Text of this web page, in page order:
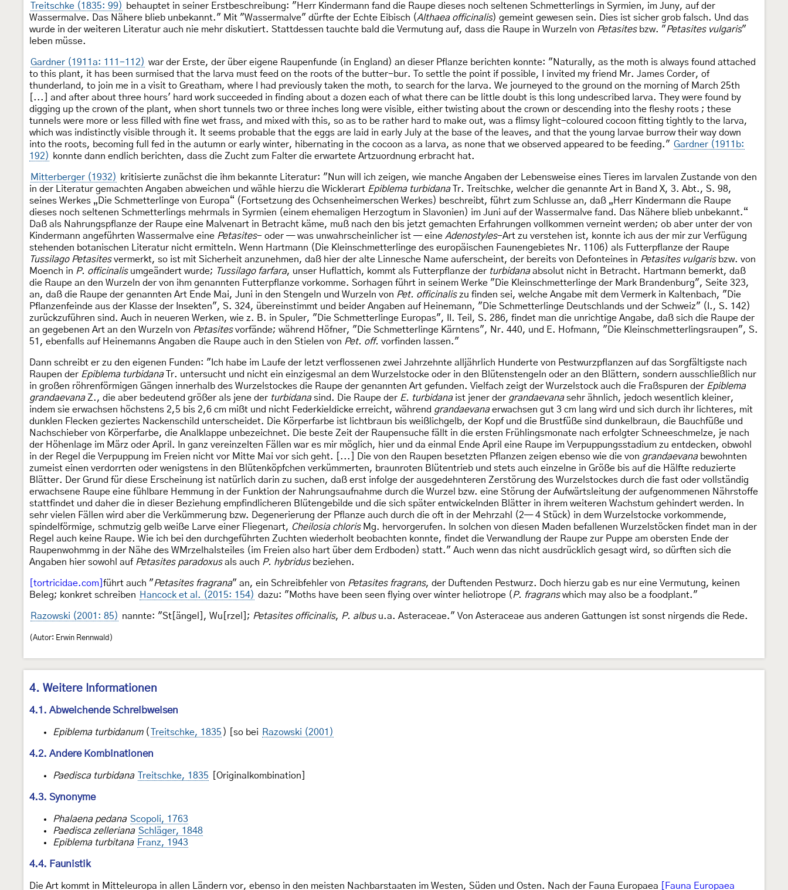
Treitschke (1835: 99) behauptet in seiner Erstbeschreibung: "Herr Kindermann fand die Raupe dieses noch seltenen Schmetterlings in Syrmien, im Juny, auf der
Wassermalve. Das Nähere blieb unbekannt." Mit "Wassermalve" dürfte der Echte Eibisch (Althaea officinalis) gemeint gewesen sein. Dies ist sicher grob falsch. Und das
wurde in der weiteren Literatur auch nie mehr diskutiert. Stattdessen tauchte bald die Vermutung auf, dass die Raupe in Wurzeln von Petasitesbzw. "Petasites vulgaris"
leben müsse.
Gardner (1911a: 111-112) war der Erste, der über eigene Raupenfunde (in England) an dieser Pflanze berichten konnte: "Naturally, as the moth is always found attached
to this plant, it has been surmised that the larva must feed on the roots of the butter-bur. To settle the point if possible, I invited my friend Mr. James Corder, of
thunderland, to join me in a visit to Greatham, where I had previously taken the moth, to search for the larva. We journeyed to the ground on the morning of March 25th
[...] and after about three hours' hard work succeeded in finding about a dozen each of what there can be little doubt is this long undescribed larva. They were found by
digging up the crown of the plant, when short tunnels two or three inches long were visible, either twisting about the crown or descending into the fleshy roots ; these
tunnels were more or less filled with fine wet frass, and mixed with this, so as to be rather hard to make out, was a flimsy light-coloured cocoon fitting tightly to the larva,
which was indistinctly visible through it. It seems probable that the eggs are laid in early July at the base of the leaves, and that the young larvae burrow their way down
into the roots, becoming full fed in the autumn or early winter, hibernating in the cocoon as a larva, as none that we observed appeared to be feeding." Gardner (1911b:
192)
konnte dann endlich berichten, dass die Zucht zum Falter die erwartete Artzuordnung erbracht hat.
Mitterberger (1932)
kritisierte zunächst die ihm bekannte Literatur: "Nun will ich zeigen, wie manche Angaben der Lebensweise eines Tieres im larvalen Zustande von den
in der Literatur gemachten Angaben abweichen und wähle hierzu die Wicklerart Epiblema turbidanaTr. Treitschke, welcher die genannte Art in Band X, 3. Abt., S. 98,
seines Werkes „Die Schmetterlinge von Europa“ (Fortsetzung des Ochsenheimerschen Werkes) beschreibt, führt zum Schlusse an, daß „Herr Kindermann die Raupe
dieses noch seltenen Schmetterlings mehrmals in Syrmien (einem ehemaligen Herzogtum in Slavonien) im Juni auf der Wassermalve fand. Das Nähere blieb unbekannt.“
Daß als Nahrungspflanze der Raupe eine Malvenart in Betracht käme, muß nach den bis jetzt gemachten Erfahrungen vollkommen verneint werden; ob aber unter der von
Kindermann angeführten Wassermalve eine Petasites- oder — was unwahrscheinlicher ist — eine Adenostyles-Art zu verstehen ist, konnte ich aus der mir zur Verfügung
stehenden botanischen Literatur nicht ermitteln. Wenn Hartmann (Die Kleinschmetterlinge des europäischen Faunengebietes Nr. 1106) als Futterpflanze der Raupe
Tussilago Petasitesvermerkt, so ist mit Sicherheit anzunehmen, daß hier der alte Linnesche Name auferscheint, der bereits von Defonteines in Petasites vulgarisbzw. von
Moench in P. officinalisumgeändert wurde; Tussilago farfara, unser Huflattich, kommt als Futterpflanze der turbidanaabsolut nicht in Betracht. Hartmann bemerkt, daß
die Raupe an den Wurzeln der von ihm genannten Futterpflanze vorkomme. Sorhagen führt in seinem Werke "Die Kleinschmetterlinge der Mark Brandenburg", Seite 323,
an, daß die Raupe der genannten Art Ende Mai, Juni in den Stengeln und Wurzeln von Pet. officinaliszu finden sei, welche Angabe mit dem Vermerk in Kaltenbach, "Die
Pflanzenfeinde aus der Klasse der Insekten", S. 324, übereinstimmt und beider Angaben auf Heinemann, "Die Schmetterlinge Deutschlands und der Schweiz" (I., S. 142)
zurückzuführen sind. Auch in neueren Werken, wie z. B. in Spuler, "Die Schmetterlinge Europas", II. Teil, S. 286, findet man die unrichtige Angabe, daß sich die Raupe der
an gegebenen Art an den Wurzeln von Petasitesvorfände; während Höfner, "Die Schmetterlinge Kärntens", Nr. 440, und E. Hofmann, "Die Kleinschmetterlingsraupen", S.
51, ebenfalls auf Heinemanns Angaben die Raupe auch in den Stielen von Pet. off. vorfinden lassen."
Dann schreibt er zu den eigenen Funden: "Ich habe im Laufe der letzt verflossenen zwei Jahrzehnte alljährlich Hunderte von Pestwurzpflanzen auf das Sorgfältigste nach
Raupen der Epiblema turbidanaTr. untersucht und nicht ein einzigesmal an dem Wurzelstocke oder in den Blütenstengeln oder an den Blättern, sondern ausschließlich nur
in großen röhrenförmigen Gängen innerhalb des Wurzelstockes die Raupe der genannten Art gefunden. Vielfach zeigt der Wurzelstock auch die Fraßspuren der Epiblema
grandaevanaZ., die aber bedeutend größer als jene der turbidanasind. Die Raupe der E. turbidanaist jener der grandaevanasehr ähnlich, jedoch wesentlich kleiner,
indem sie erwachsen höchstens 2,5 bis 2,6 cm mißt und nicht Federkieldicke erreicht, während grandaevanaerwachsen gut 3 cm lang wird und sich durch ihr lichteres, mit
dunklen Flecken geziertes Nackenschild unterscheidet. Die Körperfarbe ist lichtbraun bis weißlichgelb, der Kopf und die Brustfüße sind dunkelbraun, die Bauchfüße und
Nachschieber von Körperfarbe, die Analklappe unbezeichnet. Die beste Zeit der Raupensuche fällt in die ersten Frühlingsmonate nach erfolgter Schneeschmelze, je nach
der Höhenlage im März oder April. In ganz vereinzelten Fällen war es mir möglich, hier und da einmal Ende April eine Raupe im Verpuppungsstadium zu entdecken, obwohl
in der Regel die Verpuppung im Freien nicht vor Mitte Mai vor sich geht. [...] Die von den Raupen besetzten Pflanzen zeigen ebenso wie die von grandaevanabewohnten
zumeist einen verdorrten oder wenigstens in den Blütenköpfchen verkümmerten, braunroten Blütentrieb und stets auch einzelne in Größe bis auf die Hälfte reduzierte
Blätter. Der Grund für diese Erscheinung ist natürlich darin zu suchen, daß erst infolge der ausgedehnteren Zerstörung des Wurzelstockes durch die fast oder vollständig
erwachsene Raupe eine fühlbare Hemmung in der Funktion der Nahrungsaufnahme durch die Wurzel bzw. eine Störung der Aufwärtsleitung der aufgenommenen Nährstoffe
stattfindet und daher die in dieser Beziehung empfindlicheren Blütengebilde und die sich später entwickelnden Blätter in ihrem weiteren Wachstum gehindert werden. In
sehr vielen Fällen wird aber die Verkümmerung bzw. Degenerierung der Pflanze auch durch die oft in der Mehrzahl (2— 4 Stück) in dem Wurzelstocke vorkommende,
spindelförmige, schmutzig gelb weiße Larve einer Fliegenart, Cheilosia chlorisMg. hervorgerufen. In solchen von diesen Maden befallenen Wurzelstöcken findet man in der
Regel auch keine Raupe. Wie ich bei den durchgeführten Zuchten wiederholt beobachten konnte, findet die Verwandlung der Raupe zur Puppe am obersten Ende der
Raupenwohmmg in der Nähe des WMrzelhalsteiles (im Freien also hart über dem Erdboden) statt." Auch wenn das nicht ausdrücklich gesagt wird, so dürften sich die
Angaben hier sowohl auf Petasites paradoxusals auch P. hybridusbeziehen.
[tortricidae.com] führt auch "Petasites fragrana" an, ein Schreibfehler von Petasites fragrans, der Duftenden Pestwurz. Doch hierzu gab es nur eine Vermutung, keinen
Beleg; konkret schreiben Hancock et al. (2015: 154) dazu: "Moths have been seen flying over winter heliotrope ( P. fragranswhich may also be a foodplant."
Razowski (2001: 85) nannte: "St[ängel], Wu[rzel]; Petasites officinalis, P. albusu.a. Asteraceae." Von Asteraceae aus anderen Gattungen ist sonst nirgends die Rede.
(Autor: Erwin Rennwald)
4. Weitere Informationen
4.1. Abweichende Schreibweisen
Epiblema turbidanum( Treitschke, 1835 ) [so bei Razowski (2001)
4.2. Andere Kombinationen
Paedisca turbidana Treitschke, 1835 [Originalkombination]
4.3. Synonyme
Phalaena pedana Scopoli, 1763
Paedisca zelleriana Schläger, 1848
Epiblema turbitana Franz, 1943
4.4. Faunistik
Die Art kommt in Mitteleuropa in allen Ländern vor, ebenso in den meisten Nachbarstaaten im Westen, Süden und Osten. Nach der Fauna Europaea [Fauna Europaea